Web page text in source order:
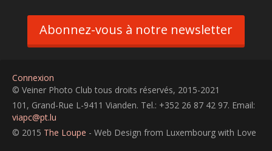
Abonnez-vous à notre newsletter
Connexion
© Veiner Photo Club tous droits réservés, 2015-2021
101, Grand-Rue L-9411 Vianden. Tel.: +352 26 87 42 97. Email:
viapc@pt.lu
© 2015 The Loupe - Web Design from Luxembourg with Love